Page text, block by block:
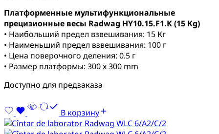
Платформенные мультифункциональные
прецизионные весы Radwag HY10.15.F1.K (15 Kg)
• Наибольший предел взвешивания: 15 Кг
• Наименьший предел взвешивания: 100 г
• Цена поверочного деления: 0.5 г
• Размер платформы: 300 x 300 mm
Доступно для предзаказа
В корзину